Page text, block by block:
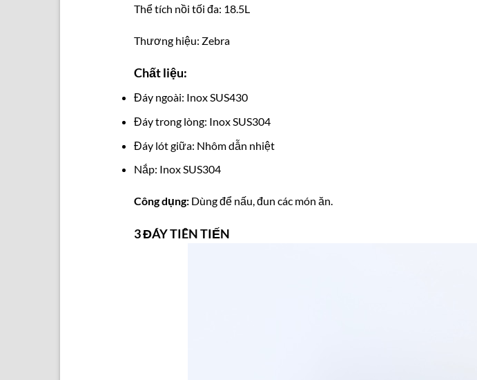
Thể tích nồi tối đa: 18.5L
Thương hiệu: Zebra
Chất liệu:
Đáy ngoài: Inox SUS430
Đáy trong lòng: Inox SUS304
Đáy lót giữa: Nhôm dẫn nhiệt
Nắp: Inox SUS304
Công dụng: Dùng để nấu, đun các món ăn.
3 ĐÁY TIÊN TIẾN